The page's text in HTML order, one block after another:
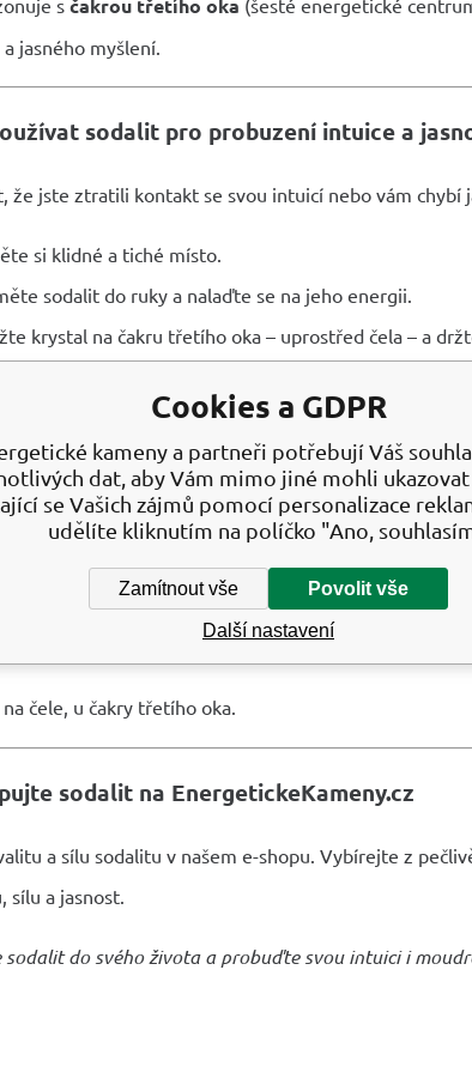
čakrou třetího oka
jasného myšlení.
sodalit pro probuzení intuice a
že jste ztratili kontakt se svou intuicí nebo vám chybí
si klidné a tiché místo.
sodalit do ruky a nalaďte se na jeho energii.
krystal na čakru třetího oka – uprostřed čela – a
jak vás kámen naplňuje energií a obnovuje vnitřní
kámen očistěte a opakujte jej každý den po
– váš průvodce jasností a intuicí
krásnému modrému odstínu a mocné energii je
potenciál, rozvíjet intuici a zároveň posílit své logické
na čele, u čakry třetího oka.
sodalit na EnergetickeKameny.cz
a sílu sodalitu v našem e-shopu. Vybírejte z
sílu a jasnost.
sodalit do svého života a probuďte svou intuici i
Cookies a GDPR
kameny a partneři potřebují Váš
dat, aby Vám mimo jiné mohli
se Vašich zájmů pomocí personalizace
udělíte kliknutím na políčko "Ano,
Zamítnout vše Povolit vše
Další nastavení